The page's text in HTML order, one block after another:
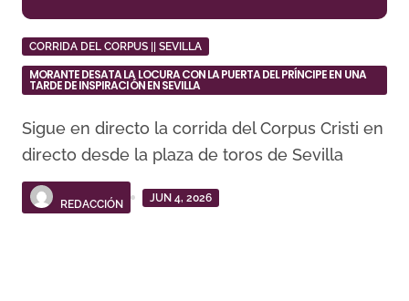
CORRIDA DEL CORPUS || SEVILLA
MORANTE DESATA LA LOCURA CON LA PUERTA DEL PRÍNCIPE EN UNA
TARDE DE INSPIRACIÓN EN SEVILLA
Sigue en directo la corrida del Corpus Cristi en
directo desde la plaza de toros de Sevilla
REDACCIÓN
JUN 4, 2026